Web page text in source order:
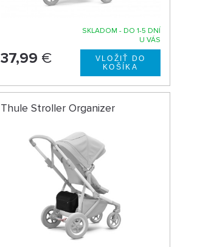
SKLADOM - DO 1-5 DNÍ
U VÁS
37,99 €
Thule Stroller Organizer